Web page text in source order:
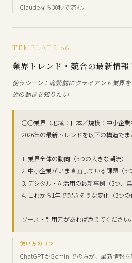
Claudeなら30秒で済む。
TEMPLATE 06
業界トレンド・競合の最新情報
使うシーン：商談前にクライアント業界
近の動きを知りたい
○○業界（地域：日本／規模：中小企業
2026年の最新トレンドを以下の構造でま
1. 業界全体の動向（3つの大きな潮流）
2. 中小企業がいま直面している課題（3つ
3. デジタル・AI活用の最新事例（3つ、具
4. これから1年で起きそうな変化（3つの
ソース・引用元があれば添えてください。
使い方のコツ
ChatGPTかGeminiでの方が、最新情報